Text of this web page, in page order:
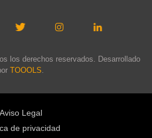
los derechos reservados. Desarrollado
TOOOLS.
Aviso Legal
de privacidad